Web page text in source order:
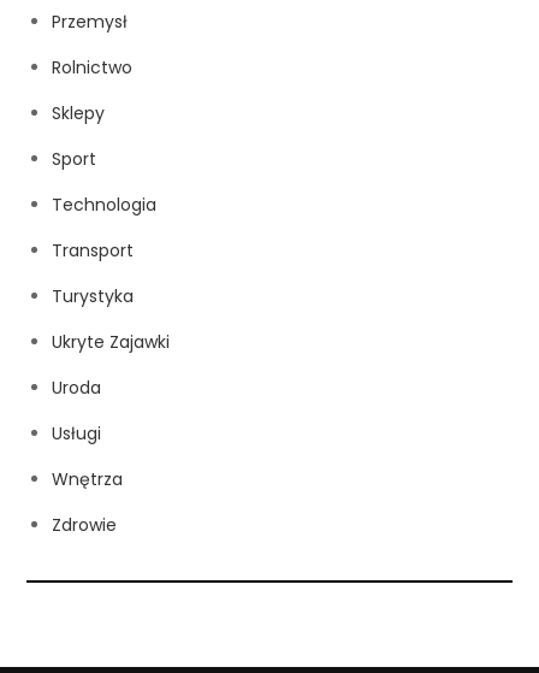
Przemysł
Rolnictwo
Sklepy
Sport
Technologia
Transport
Turystyka
Ukryte Zajawki
Uroda
Usługi
Wnętrza
Zdrowie